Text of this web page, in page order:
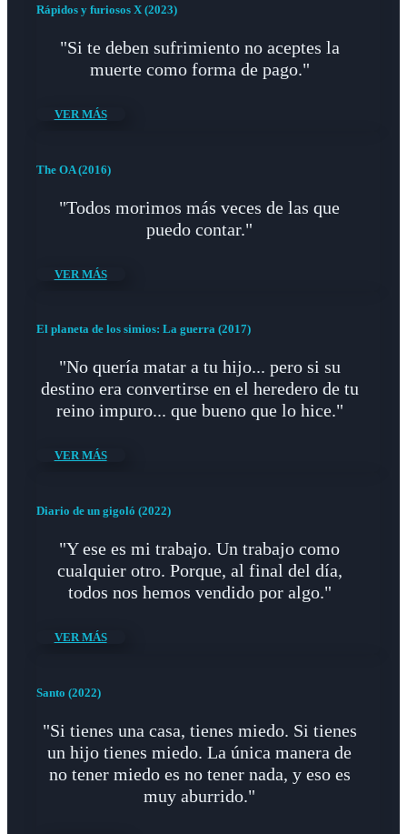
Rápidos y furiosos X (2023)
"Si te deben sufrimiento no aceptes la
muerte como forma de pago."
VER MÁS
The OA (2016)
"Todos morimos más veces de las que
puedo contar."
VER MÁS
El planeta de los simios: La guerra (2017)
"No quería matar a tu hijo... pero si su
destino era convertirse en el heredero de tu
reino impuro... que bueno que lo hice."
VER MÁS
Diario de un gigoló (2022)
"Y ese es mi trabajo. Un trabajo como
cualquier otro. Porque, al final del día,
todos nos hemos vendido por algo."
VER MÁS
Santo (2022)
"Si tienes una casa, tienes miedo. Si tienes
un hijo tienes miedo. La única manera de
no tener miedo es no tener nada, y eso es
muy aburrido."